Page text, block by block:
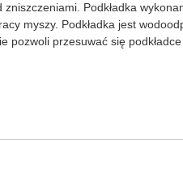
Podkładka
myszy. Podkładka jest
pozwoli przesuwać się